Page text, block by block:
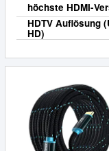
höchste HDMI-
HDTV Auflösung
HD)